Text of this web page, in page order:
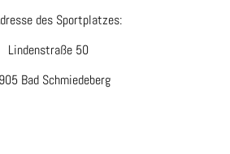
des Sportplatzes:
Lindenstraße 50
Bad Schmiedeberg